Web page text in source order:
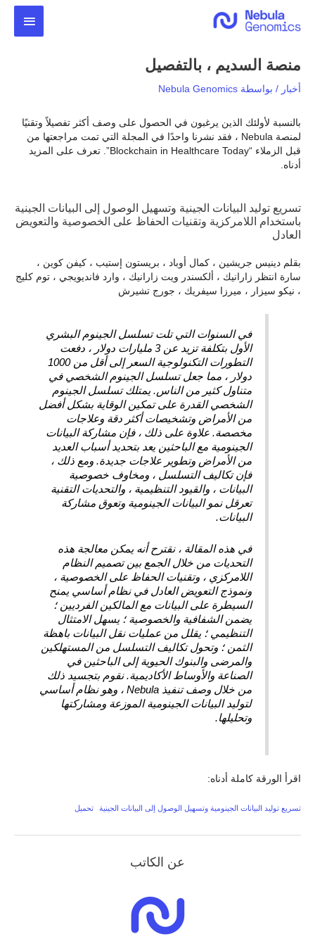
المحتوى
منصة السديم ، بالتفصيل
أخبار / بواسطة Nebula Genomics
بالنسبة لأولئك الذين يرغبون في الحصول على وصف أكثر تفصيلاً وتقنيًا
لمنصة Nebula ، فقد نشرنا واحدًا في المجلة التي تمت مراجعتها من
قبل الزملاء “Blockchain in Healthcare Today”. تعرف على المزيد
أدناه.
تسريع توليد البيانات الجينية وتسهيل الوصول إلى البيانات الجينية
باستخدام اللامركزية وتقنيات الحفاظ على الخصوصية والتعويض
العادل
بقلم دينيس جريشين ، كمال أوباد ، بريستون إستيب ، كيفن كوين ،
سارة انتظر زارانيك ، ألكسندر ويت زارانيك ، وارد فانديويجي ، توم كليج
، نيكو سيزار ، ميرزا سيفريك ، جورج تشيرش
في السنوات التي تلت تسلسل الجينوم البشري
الأول بتكلفة تزيد عن 3 مليارات دولار ، دفعت
التطورات التكنولوجية السعر إلى أقل من 1000
دولار ، مما جعل تسلسل الجينوم الشخصي في
متناول كثير من الناس. يمتلك تسلسل الجينوم
الشخصي القدرة على تمكين الوقاية بشكل أفضل
من الأمراض وتشخيصات أكثر دقة وعلاجات
مخصصة. علاوة على ذلك ، فإن مشاركة البيانات
الجينومية مع الباحثين يعد بتحديد أسباب العديد
من الأمراض وتطوير علاجات جديدة. ومع ذلك ،
فإن تكاليف التسلسل ، ومخاوف خصوصية
البيانات ، والقيود التنظيمية ، والتحديات التقنية
تعرقل نمو البيانات الجينومية وتعوق مشاركة
البيانات.
في هذه المقالة ، نقترح أنه يمكن معالجة هذه
التحديات من خلال الجمع بين تصميم النظام
اللامركزي ، وتقنيات الحفاظ على الخصوصية ،
ونموذج التعويض العادل في نظام أساسي يمنح
السيطرة على البيانات مع المالكين الفرديين ؛
يضمن الشفافية والخصوصية ؛ يسهل الامتثال
التنظيمي ؛ يقلل من عمليات نقل البيانات باهظة
الثمن ؛ وتحول تكاليف التسلسل من المستهلكين
والمرضى والبنوك الحيوية إلى الباحثين في
الصناعة والأوساط الأكاديمية. نقوم بتجسيد ذلك
من خلال وصف تنفيذ Nebula ، وهو نظام أساسي
لتوليد البيانات الجينومية الموزعة ومشاركتها
وتحليلها.
اقرأ الورقة كاملة أدناه:
تسريع توليد البيانات الجينومية وتسهيل الوصول إلى البيانات الجينية تحميل
عن الكاتب